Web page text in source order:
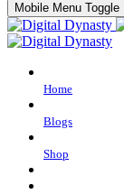
Mobile Menu Toggle
Home
Blogs
Shop